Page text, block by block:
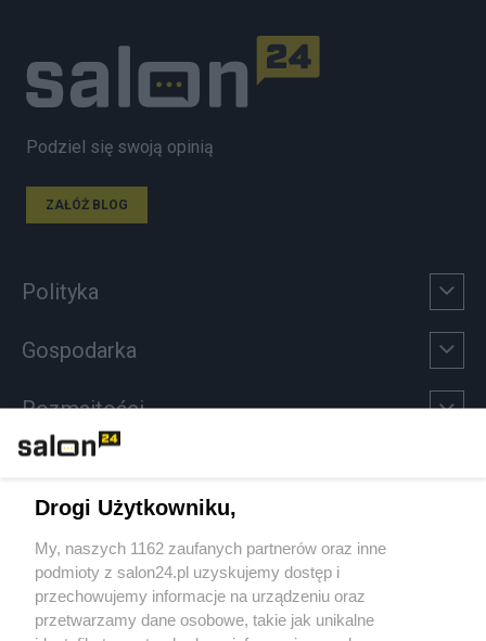
Podziel się swoją opinią
ZAŁÓŻ BLOG
Polityka
Gospodarka
Rozmaitości
Sport
Społeczeństwo
Drogi Użytkowniku,
My, naszych 1162 zaufanych partnerów oraz inne
podmioty z salon24.pl uzyskujemy dostęp i
przechowujemy informacje na urządzeniu oraz
przetwarzamy dane osobowe, takie jak unikalne